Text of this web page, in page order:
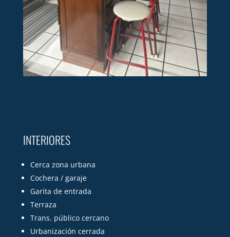
INTERIORES
Cerca zona urbana
Cochera / garaje
Garita de entrada
Terraza
Trans. público cercano
Urbanización cerrada